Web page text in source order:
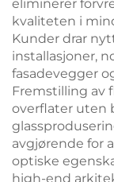
eliminerer
kvaliteten i
Kunder drar
installasjoner,
fasadevegger
Fremstilling av
overflater uten
avgjørende for
optiske
high-end